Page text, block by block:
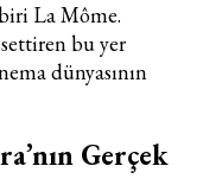
La Môme.
bu yer
dünyasının
Gerçek